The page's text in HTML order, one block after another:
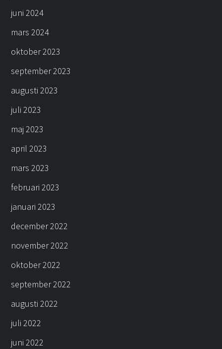
juni 2024
mars 2024
oktober 2023
september 2023
augusti 2023
juli 2023
maj 2023
april 2023
mars 2023
februari 2023
januari 2023
december 2022
november 2022
oktober 2022
september 2022
augusti 2022
juli 2022
juni 2022